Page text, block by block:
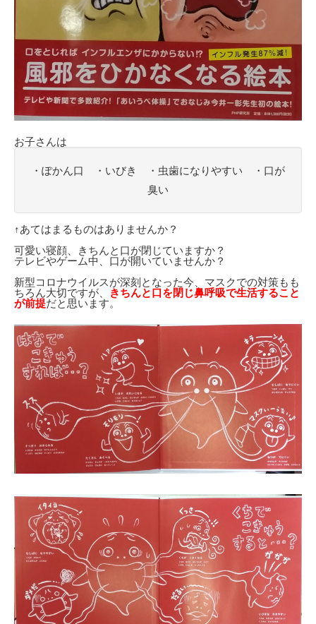
お子さんは
・ぽかん口 ・いびき ・虫歯になりやすい ・口が
臭い
↑あてはまるものはありませんか？
可愛い寝顔、きちんと口が閉じていますか？
テレビやゲーム中、口が開いていませんか？
新型コロナウイルスが深刻となった今、マスクでの対策もも
ちろん大切ですが、
きちんと口を閉じ鼻呼吸で生活すること
が前提だと思います。